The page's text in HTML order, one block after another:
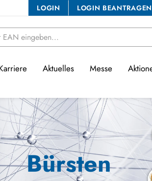
LOGIN LOGIN BEANTRAGEN
Aktuelles Messe
Bürsten